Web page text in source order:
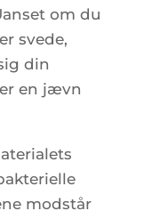
om du
svede,
din
en jævn
modstår